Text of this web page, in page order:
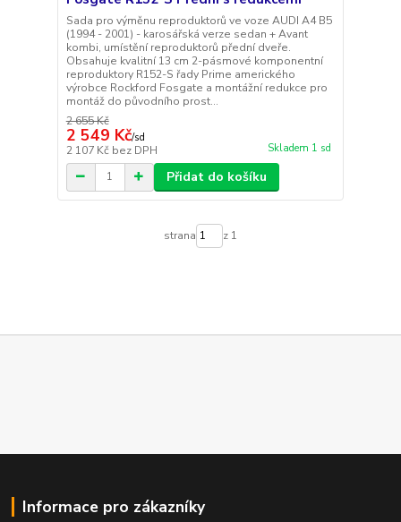
Sada pro výměnu reproduktorů ve voze AUDI A4 B5
(1994 - 2001) - karosářská verze sedan + Avant
kombi, umístění reproduktorů přední dveře.
Obsahuje kvalitní 13 cm 2-pásmové komponentní
reproduktory R152-S řady Prime amerického
výrobce Rockford Fosgate a montážní redukce pro
montáž do původního prost...
2 655 Kč
2 549 Kč/sd
2 107 Kč bez DPH Skladem 1 sd
Přidat do košíku
strana z 1
Informace pro zákazníky